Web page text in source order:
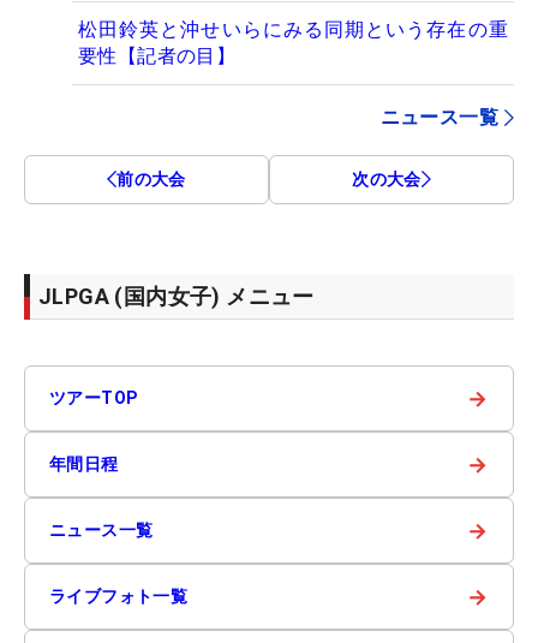
松田鈴英と沖せいらにみる同期という存在の重
要性【記者の目】
ニュース一覧
前の大会 次の大会
JLPGA (国内女子) メニュー
ツアーTOP →
年間日程 →
ニュース一覧 →
ライブフォト一覧 →